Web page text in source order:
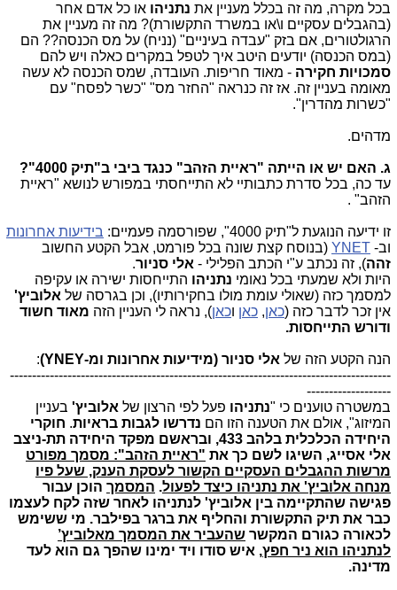
בכל מקרה, מה זה בכלל מעניין את נתניהו או כל אדם אחר
(בהגבלים עסקיים ו\או במשרד התקשורת)? מה זה מעניין את
הרגולטורים, אם בזק "עבדה בעיניים" (נניח) על מס הכנסה?? הם
(במס הכנסה) יודעים היטב איך לטפל במקרים כאלה ויש להם
סמכויות חקירה - מאוד חריפות. העובדה, שמס הכנסה לא עשה
מאומה בעניין זה. אז זה כנראה "החזר מס" "כשר לפסח" עם
"כשרות מהדרין".
מדהים.
ג. האם יש או הייתה "ראיית הזהב" כנגד ביבי ב"תיק 4000"?
עד כה, בכל סדרת כתבותיי לא התייחסתי במפורש לנושא "ראיית
הזהב" .
זו ידיעה הנוגעת ל"תיק 4000", שפורסמה פעמיים:
בידיעות אחרונות
וב- YNET (בנוסח קצת שונה בכל פורמט, אבל הקטע החשוב
זהה), זה נכתב ע"י הכתב הפלילי - אלי סניור.
היות ולא שמעתי בכל נאומי נתניהו התייחסות ישירה או עקיפה
למסמך כזה (שאולי עומת מולו בחקירותיו), וכן בגרסה של אלוביץ'
אין זכר לדבר כזה (כאן, כאן וכאן), נראה לי העניין הזה מאוד חשוד
ודורש התייחסות.
הנה הקטע הזה של אלי סניור (מידיעות אחרונות ומ-YNEY)
:
--------------------------------------------------------------------------------------
-------------------
במשטרה טוענים כי "נתניהו פעל לפי הרצון של אלוביץ' בעניין
המיזוג", אולם את הטענה הזו הם נדרשו לגבות בראיות. חוקרי
היחידה הכלכלית בלהב 433, ובראשם מפקד היחידה תת-ניצב
אלי אסייג, השיגו לשם כך את "ראיית הזהב": מסמך מפורט
מרשות ההגבלים העסקיים הקשור לעסקת הענק, שעל פיו
מנחה אלוביץ' את נתניהו כיצד לפעול. המסמך הוכן עבור
פגישה שהתקיימה בין אלוביץ' לנתניהו לאחר שזה לקח לעצמו
כבר את תיק התקשורת והחליף את ברגר בפילבר. מי ששימש
לכאורה כגורם המקשר שהעביר את המסמך מאלוביץ’
לנתניהו הוא ניר חפץ, איש סודו ויד ימינו שהפך גם הוא לעד
מדינה.